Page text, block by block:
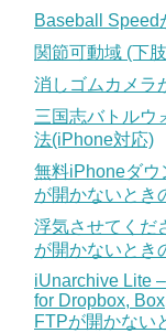
Baseball Speed
関節可動域 (下
消しゴムカメラ
三国志バトルウ
法(iPhone対応)
無料iPhoneダウ
が開かないとき
浮気させてくだ
が開かないとき
iUnarchive Lite
for Dropbox,
FTPが開かない